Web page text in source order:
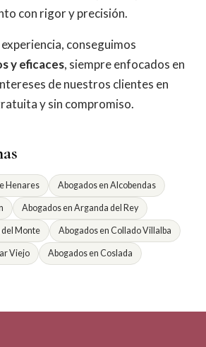
con rigor y precisión.
conseguimos
y eficaces, siempre enfocados en
de nuestros clientes en
y sin compromiso.
Henares Abogados en Alcobendas
Abogados en Arganda del Rey
Monte Abogados en Collado Villalba
Viejo Abogados en Coslada